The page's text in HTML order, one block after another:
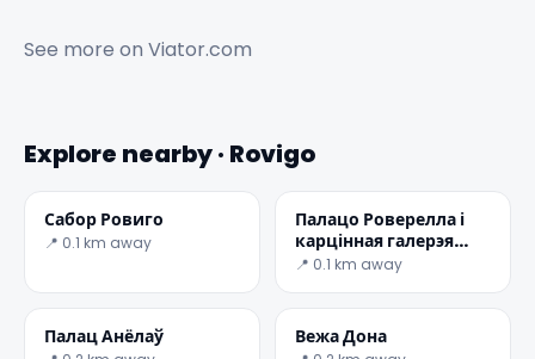
See more on Viator.com
Explore nearby · Rovigo
Сабор Ровиго
📍 0.1 km away
Палацо Роверелла і
карцінная галерэя
Акадэміі Канкордзі
📍 0.1 km away
Палац Анёлаў Вежа Дона